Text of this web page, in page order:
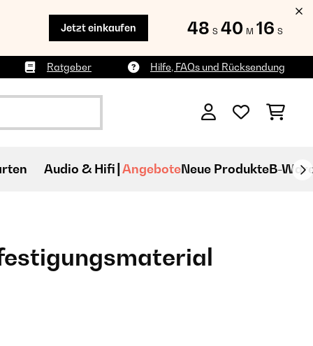
Jetzt einkaufen 48 S 40 M 15 S
Ratgeber Hilfe, FAQs und Rücksendung
Audio & Hifi AngeboteNeue ProdukteB-